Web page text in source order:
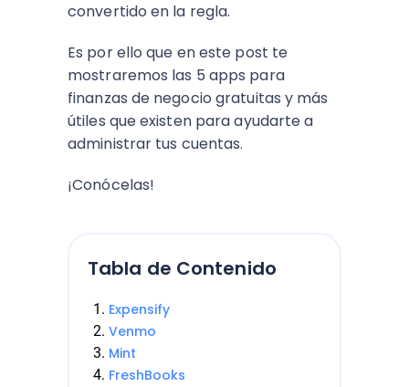
convertido en la regla.
Es por ello que en este post te
mostraremos las 5 apps para
finanzas de negocio gratuitas y más
útiles que existen para ayudarte a
administrar tus cuentas.
¡Conócelas!
Tabla de Contenido
Expensify
Venmo
Mint
FreshBooks